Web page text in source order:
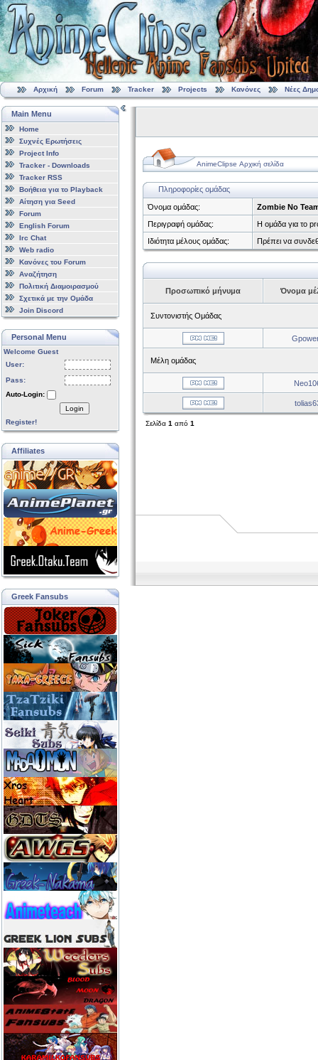
Αρχική Forum Tracker Projects Κανόνες Νέες
Main Menu
Home
Συχνές Ερωτήσεις
Project Info
Tracker - Downloads
Tracker RSS
Βοήθεια για το Playback
Αίτηση για Seed
Forum
English Forum
Irc Chat
Web radio
Κανόνες του Forum
Αναζήτηση
Πολιτική Διαμοιρασμού
Σχετικά με την Ομάδα
Join Discord
Personal Menu
Welcome Guest
User:
Pass:
Auto-Login:
Login
Register!
Affiliates
Greek Fansubs
AnimeClipse Αρχική σελίδα
Πληροφορίες ομάδας
Όνομα ομάδας:
Zombie No
Περιγραφή ομάδας:
Η ομάδα για το
Ιδιότητα μέλους ομάδας:
Πρέπει να
Προσωπικό μήνυμα Όνομα
Συντονιστής Ομάδας
Μέλη ομάδας
Σελίδα 1 από 1